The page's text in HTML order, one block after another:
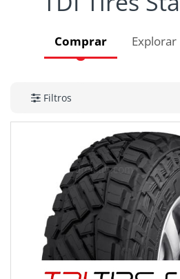
Comprar Explorar
Filtros